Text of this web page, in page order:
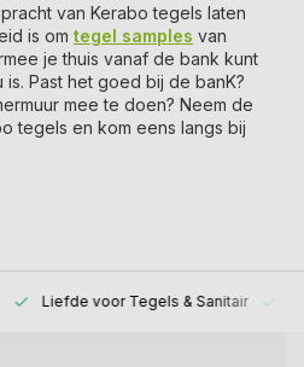
van Kerabo tegels laten
is om tegel samples van
je thuis vanaf de bank kunt
Past het goed bij de banK?
mee te doen? Neem de
tegels en kom eens langs bij
Liefde voorTegels & Sanitair